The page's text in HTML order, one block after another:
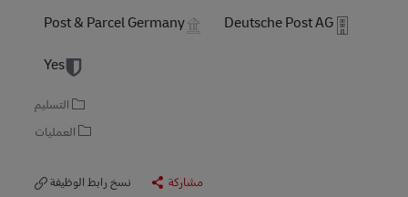
Post & Parcel Germany Deutsche Post AG
Yes
التسليم
العمليات
نسخ رابط الوظيفة مشاركة